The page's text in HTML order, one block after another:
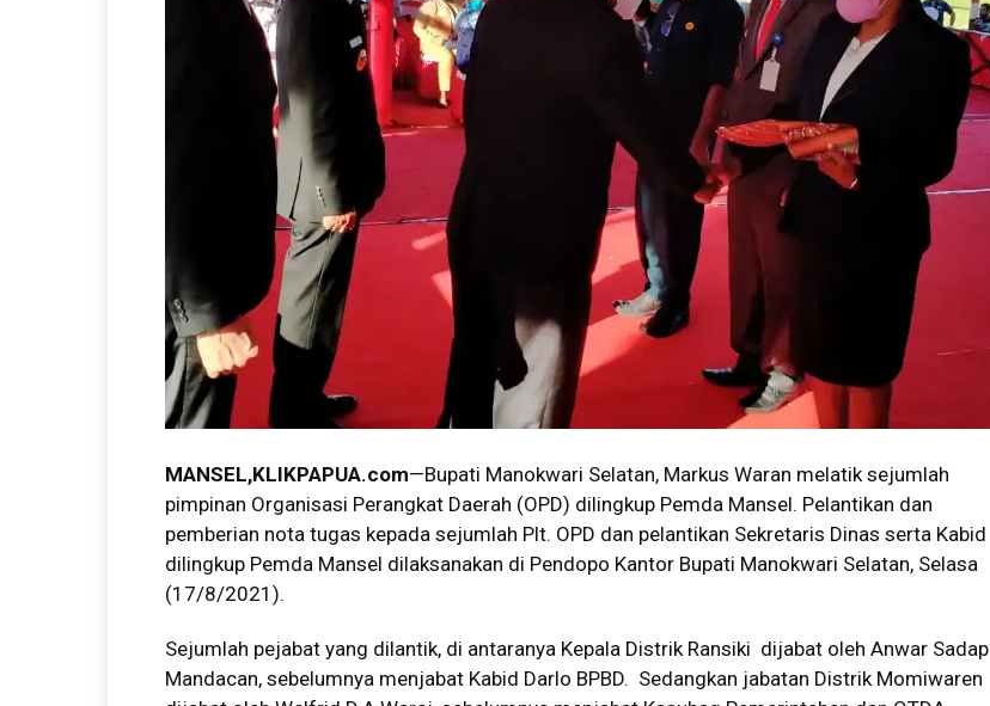
MANSEL,KLIKPAPUA.com—Bupati Manokwari Selatan, Markus Waran melatik sejumlah
pimpinan Organisasi Perangkat Daerah (OPD) dilingkup Pemda Mansel. Pelantikan dan
pemberian nota tugas kepada sejumlah Plt. OPD dan pelantikan Sekretaris Dinas serta Kabid
dilingkup Pemda Mansel dilaksanakan di Pendopo Kantor Bupati Manokwari Selatan, Selasa
(17/8/2021).
Sejumlah pejabat yang dilantik, di antaranya Kepala Distrik Ransiki dijabat oleh Anwar Sadap
Mandacan, sebelumnya menjabat Kabid Darlo BPBD. Sedangkan jabatan Distrik Momiwaren